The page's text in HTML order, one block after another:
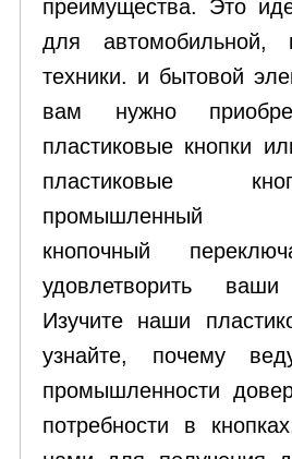
преимущества. Это
для автомобильной,
техники. и бытовой
вам нужно
пластиковые кнопки
пластиковые
промышленный
кнопочный
удовлетворить ваши
Изучите наши
узнайте, почему
промышленности
потребности в